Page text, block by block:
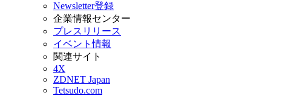
Newsletter登録
企業情報センター
プレスリリース
イベント情報
関連サイト
4X
ZDNET Japan
Tetsudo.com